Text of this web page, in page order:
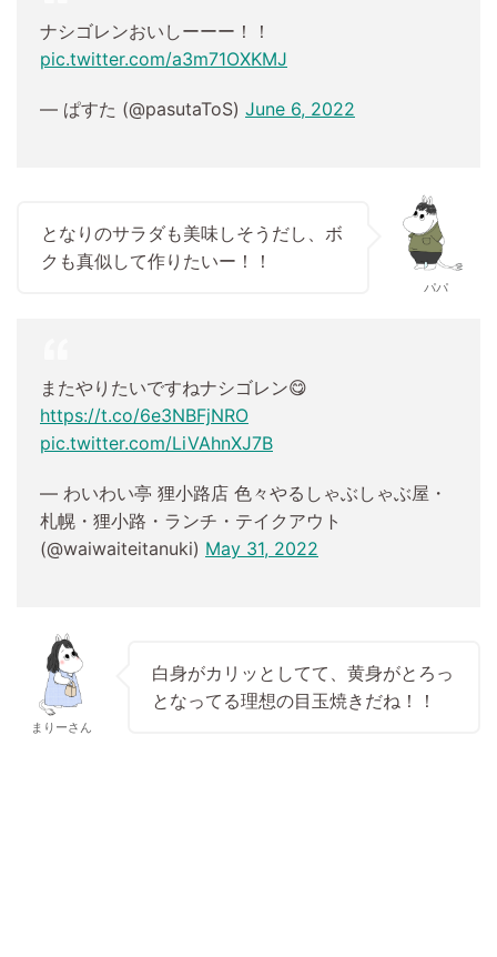
ナシゴレンおいしーーー！！
pic.twitter.com/a3m71OXKMJ
— ぱすた (@pasutaToS) June 6, 2022
となりのサラダも美味しそうだし、ボ
クも真似して作りたいー！！
パパ
またやりたいですねナシゴレン😋
https://t.co/6e3NBFjNRO
pic.twitter.com/LiVAhnXJ7B
— わいわい亭 狸小路店 色々やるしゃぶしゃぶ屋・
札幌・狸小路・ランチ・テイクアウト
(@waiwaiteitanuki) May 31, 2022
まりーさん
白身がカリッとしてて、黄身がとろっ
となってる理想の目玉焼きだね！！